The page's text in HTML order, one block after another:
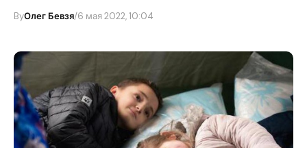
ByОлег Бевзя/6 мая 2022, 10:04